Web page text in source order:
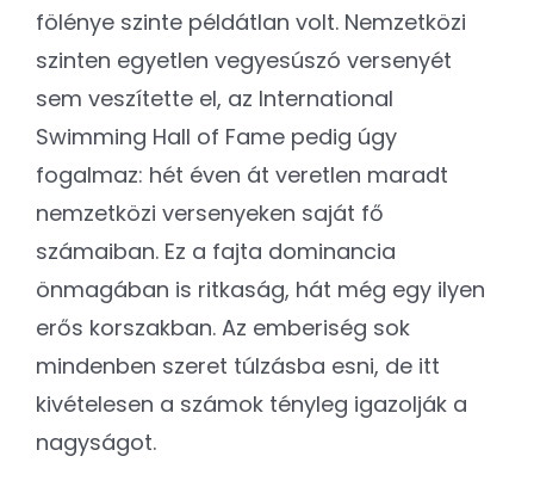
fölénye szinte példátlan volt. Nemzetközi
szinten egyetlen vegyesúszó versenyét
sem veszítette el, az International
Swimming Hall of Fame pedig úgy
fogalmaz: hét éven át veretlen maradt
nemzetközi versenyeken saját fő
számaiban. Ez a fajta dominancia
önmagában is ritkaság, hát még egy ilyen
erős korszakban. Az emberiség sok
mindenben szeret túlzásba esni, de itt
kivételesen a számok tényleg igazolják a
nagyságot.